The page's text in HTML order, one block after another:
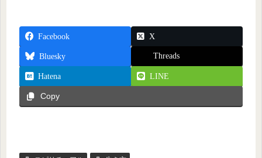
Facebook X
Bluesky Threads
Hatena LINE
Copy